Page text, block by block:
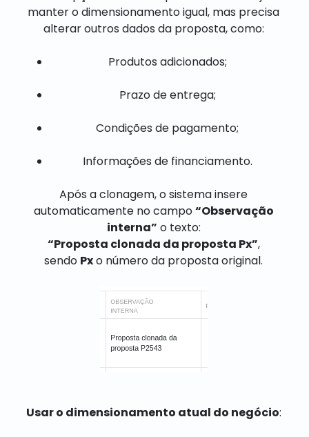
manter o dimensionamento igual, mas precisa
alterar outros dados da proposta, como:
Produtos adicionados;
Prazo de entrega;
Condições de pagamento;
Informações de financiamento.
Após a clonagem, o sistema insere
automaticamente no campo“Observação
interna” o texto:
“Proposta clonada da proposta Px”,
sendo Pxo número da proposta original.
Usar o dimensionamento atual do negócio: